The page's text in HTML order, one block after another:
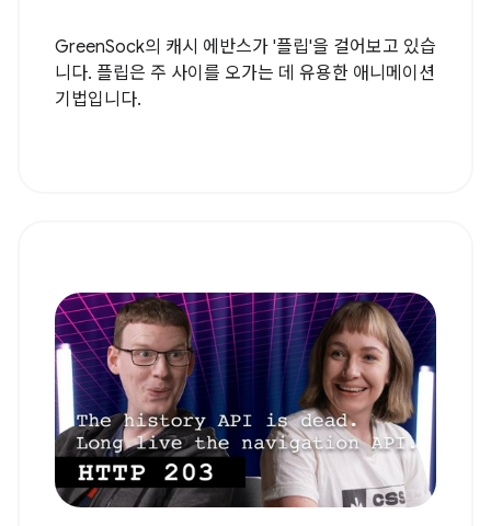
GreenSock의 캐시 에반스가 '플립'을 걸어보고 있습
니다. 플립은 주 사이를 오가는 데 유용한 애니메이션
기법입니다.